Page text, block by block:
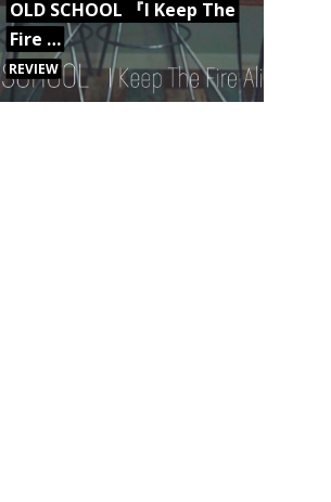
OLD SCHOOL 『I Keep The
Fire …
REVIEW